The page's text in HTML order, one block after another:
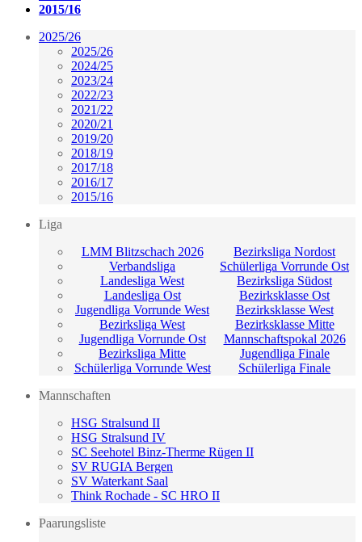
2015/16
2025/26
2025/26
2024/25
2023/24
2022/23
2021/22
2020/21
2019/20
2018/19
2017/18
2016/17
2015/16
Liga
LMM Blitzschach 2026
Bezirksliga Nordost
Verbandsliga
Schülerliga Vorrunde Ost
Landesliga West
Bezirksliga Südost
Landesliga Ost
Bezirksklasse Ost
Jugendliga Vorrunde West
Bezirksklasse West
Bezirksliga West
Bezirksklasse Mitte
Jugendliga Vorrunde Ost
Mannschaftspokal 2026
Bezirksliga Mitte
Jugendliga Finale
Schülerliga Vorrunde West
Schülerliga Finale
Mannschaften
HSG Stralsund II
HSG Stralsund IV
SC Seehotel Binz-Therme Rügen II
SV RUGIA Bergen
SV Waterkant Saal
Think Rochade - SC HRO II
Paarungsliste